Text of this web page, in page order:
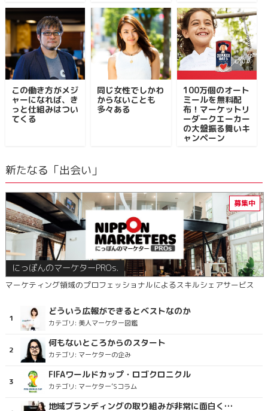
この働き方がメジ
ャーになれば、き
っと仕組みはつい
てくる
同じ女性でしかわ
からないことも
多々ある
100万個のオート
ミールを無料配
布！マーケットリ
ーダークエーカー
の大盤振る舞いキ
ャンペーン
新たなる「出会い」
にっぽんのマーケターPROs.
マーケティング領域のプロフェッショナルによるスキルシェアサービス
どういう広報ができるとベストなのか
カテゴリ: 美人マーケター図鑑
何もないところからのスタート
カテゴリ: マーケターの企み
FIFAワールドカップ・ロゴクロニクル
カテゴリ: マーケター’Sコラム
地域ブランディングの取り組みが非常に面白く注目しています